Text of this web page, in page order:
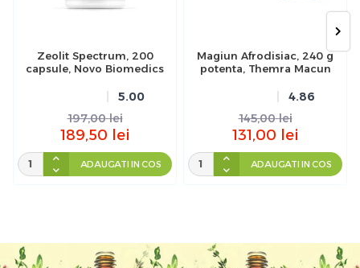
Zeolit Spectrum, 200
capsule, Novo Biomedics
5.00
197,00 lei
189,50 lei
ADAUGATI IN COS
Magiun Afrodisiac, 240 g
potenta, Themra Macun
4.86
145,00 lei
131,00 lei
ADAUGATI IN COS